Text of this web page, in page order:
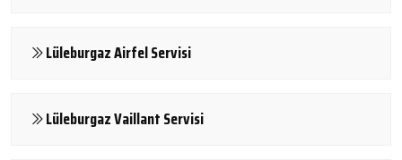
Lüleburgaz Airfel Servisi
Lüleburgaz Vaillant Servisi